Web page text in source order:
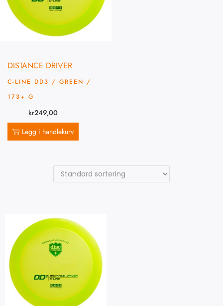
DISTANCE DRIVER
C-LINE DD3 / GREEN /
173+ G
kr249,00
Legg i handlekurv